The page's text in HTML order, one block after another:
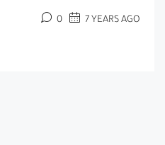
7 YEARS AGO
0